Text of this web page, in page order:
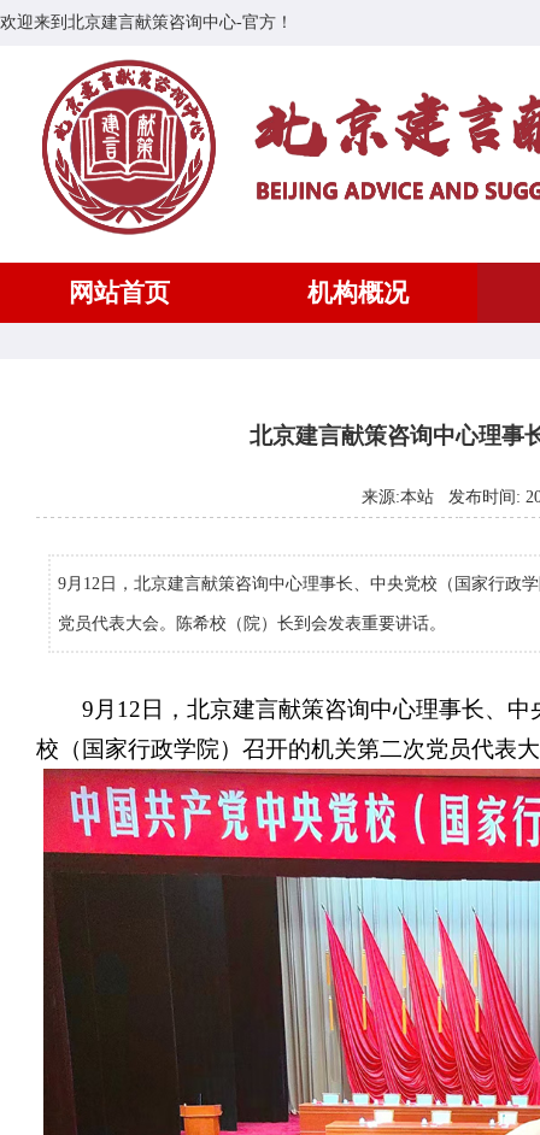
欢迎来到北京建言献策咨询中心-官方！
网站首页 机构概况
北京建言献策咨询中心理事
来源:本站 发布时间:
9月12日，北京建言献策咨询中心理事长、中央党校（国家行政
党员代表大会。陈希校（院）长到会发表重要讲话。
9月12日，北京建言献策咨询中心理事长、
校（国家行政学院）召开的机关第二次党员代表